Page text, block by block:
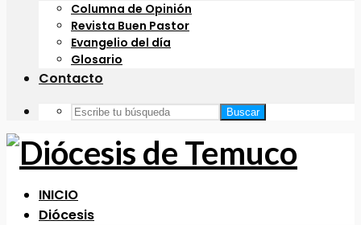
Columna de Opinión
Revista Buen Pastor
Evangelio del día
Glosario
Contacto
Buscar
INICIO
Diócesis